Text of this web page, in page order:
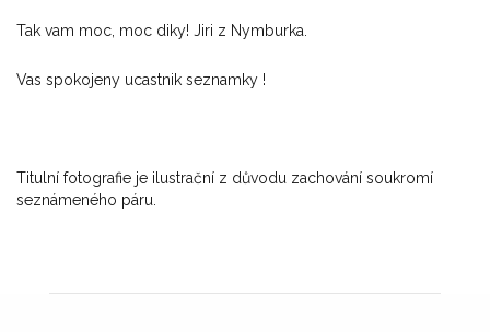
Tak vam moc, moc diky! Jiri z Nymburka.
Vas spokojeny ucastnik seznamky !
Titulní fotografie je ilustrační z důvodu zachování soukromí
seznámeného páru.